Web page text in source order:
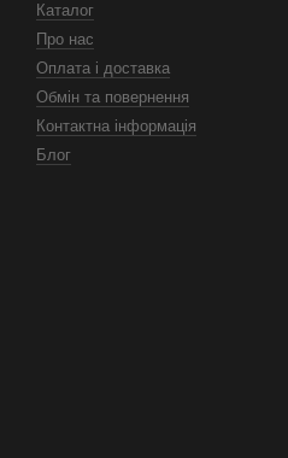
Каталог
Про нас
Оплата і доставка
Обмін та повернення
Контактна інформація
Блог